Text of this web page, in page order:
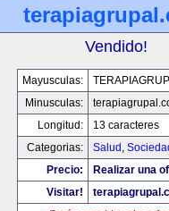
Vendido!
Mayusculas:
Minusculas:
Longitud:
13 caracteres
Categorias:
Salud ,
Precio:
Realizar una
Visitar!